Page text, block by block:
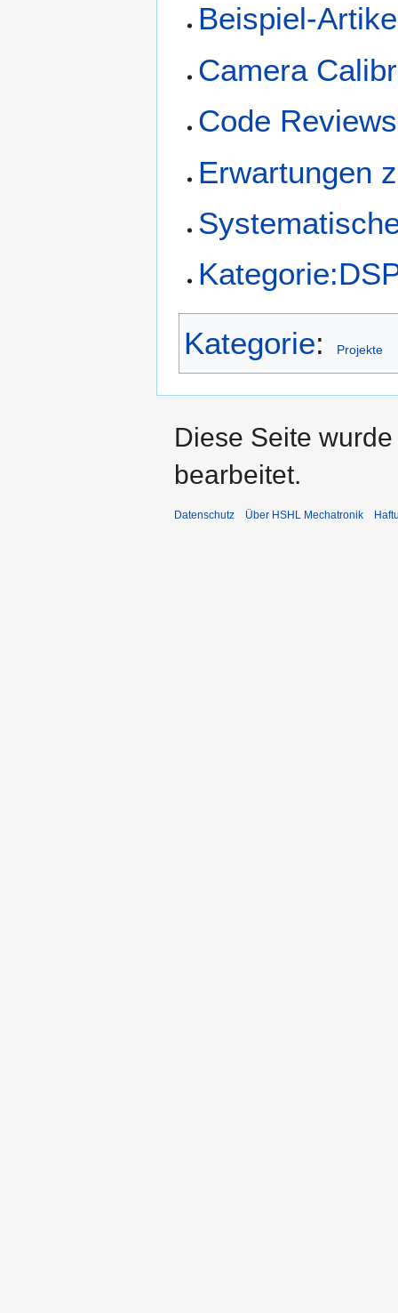
Beispiel-
Camera
Code Reviews
Erwartungen
Kategorie: Projekte
Diese Seite
bearbeitet.
Datenschutz Über HSHL Mechatronik